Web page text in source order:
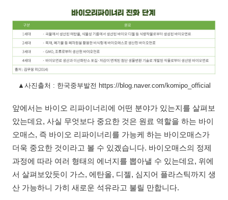
▲사진출처 : 한국중부발전 https://blog.naver.com/komipo_official
앞에서는 바이오 리파이너리에 어떤 분야가 있는지를 살펴보
았는데요, 사실 무엇보다 중요한 것은 원료 역할을 하는 바이
오매스, 즉 바이오 리파이너리를 가능케 하는 바이오매스가
더욱 중요한 것이라고 볼 수 있겠습니다. 바이오매스의 정제
과정에 따라 여러 형태의 에너지를 뽑아낼 수 있는데요, 위에
서 살펴보았듯이 가스, 에탄올, 디젤, 심지어 플라스틱까지 생
산 가능하니 가히 새로운 석유라고 불릴 만합니다.